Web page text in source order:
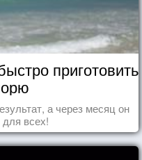
приготовить
а через месяц он
всех!